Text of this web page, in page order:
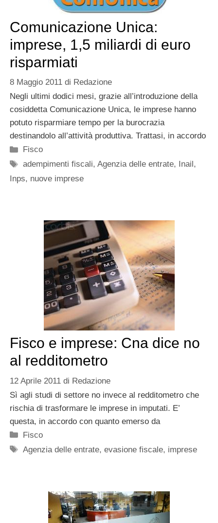
Comunicazione Unica:
imprese, 1,5 miliardi di euro
risparmiati
8 Maggio 2011 di Redazione
Negli ultimi dodici mesi, grazie all’introduzione della
cosiddetta Comunicazione Unica, le imprese hanno
potuto risparmiare tempo per la burocrazia
destinandolo all’attività produttiva. Trattasi, in accordo
Categorie
Fisco
Tag
adempimenti fiscali,Agenzia delle entrate, Inail ,
Inps, nuove imprese
Fisco e imprese: Cna dice no
al redditometro
12 Aprile 2011 di Redazione
Sì agli studi di settore no invece al redditometro che
rischia di trasformare le imprese in imputati. E’
questa, in accordo con quanto emerso da
Categorie
Fisco
Tag
Agenzia delle entrate,evasione fiscale, imprese